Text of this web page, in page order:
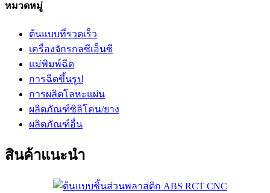
หมวดหมู่
ต้นแบบที่รวดเร็ว
เครื่องจักรกลซีเอ็นซี
แม่พิมพ์ฉีด
การฉีดขึ้นรูป
การผลิตโลหะแผ่น
ผลิตภัณฑ์ซิลิโคน/ยาง
ผลิตภัณฑ์อื่น
สินค้าแนะนำ